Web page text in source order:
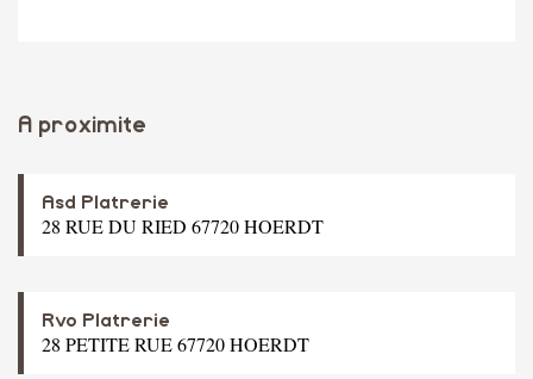
A proximite
Asd Platrerie
28 RUE DU RIED 67720 HOERDT
Rvo Platrerie
28 PETITE RUE 67720 HOERDT